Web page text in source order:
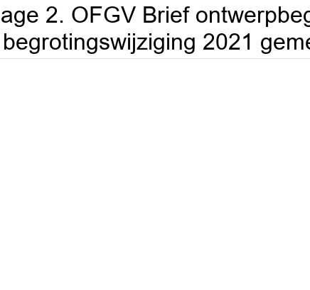
2. OFGV Brief
2021